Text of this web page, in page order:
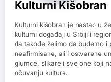
Kulturni Kišobran
Kulturni kišobran je nastao u
kulturni događaji u Srbiji i
da takođe želimo da budemo i
neafirmisane, ali i ostvarene
glumce, slikare i sve one koji
očuvanju kulture.